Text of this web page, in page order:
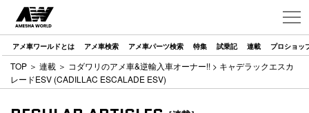
アメ車ワールドとは アメ車検索 アメ車パーツ検索 特集 試乗記 連載 プロショッ
TOP ＞ 連載 ＞ コダワリのアメ車&逆輸入車オーナー!! > キャデラックエスカ
レードESV (CADILLAC ESCALADE ESV)